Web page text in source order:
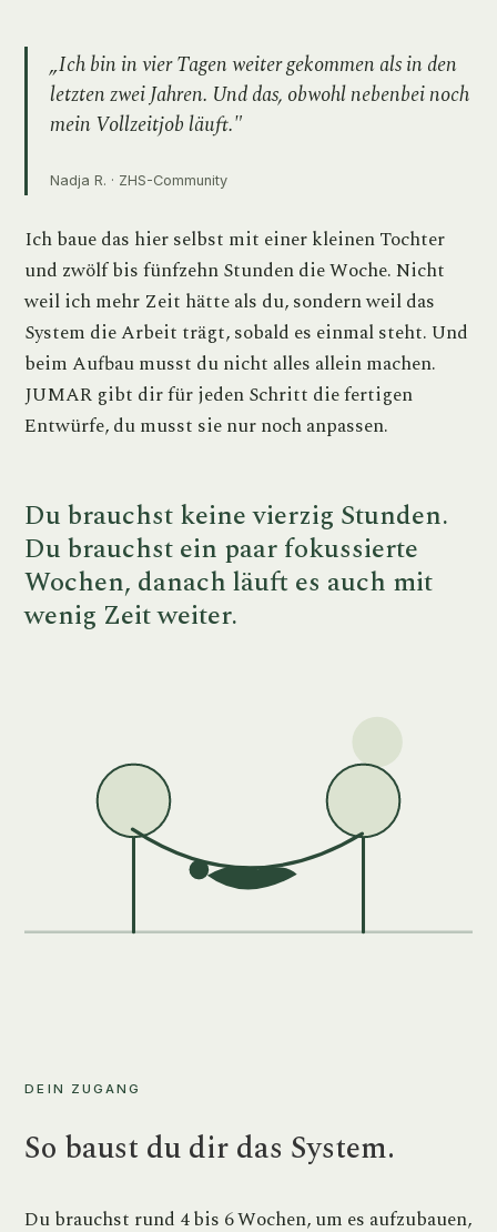
„Ich bin in vier Tagen weiter gekommen als in den
letzten zwei Jahren. Und das, obwohl nebenbei noch
mein Vollzeitjob läuft."
Nadja R. · ZHS-Community
Ich baue das hier selbst mit einer kleinen Tochter
und zwölf bis fünfzehn Stunden die Woche. Nicht
weil ich mehr Zeit hätte als du, sondern weil das
System die Arbeit trägt, sobald es einmal steht. Und
beim Aufbau musst du nicht alles allein machen.
JUMAR gibt dir für jeden Schritt die fertigen
Entwürfe, du musst sie nur noch anpassen.
Du brauchst keine vierzig Stunden.
Du brauchst ein paar fokussierte
Wochen, danach läuft es auch mit
wenig Zeit weiter.
DEIN ZUGANG
So baust du dir das System.
Du brauchst rund 4 bis 6 Wochen, um es aufzubauen,